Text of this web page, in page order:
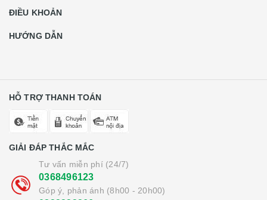
ĐIỀU KHOẢN
HƯỚNG DẪN
HỖ TRỢ THANH TOÁN
GIẢI ĐÁP THẮC MẮC
Tư vấn miễn phí (24/7)
0368496123
Góp ý, phản ánh (8h00 - 20h00)